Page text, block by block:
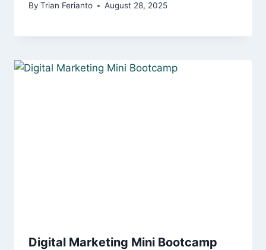
By Trian Ferianto August 28, 2025
Digital Marketing Mini Bootcamp